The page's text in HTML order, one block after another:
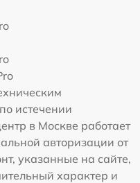
истечении
в Москве работает
авторизации от
указанные на сайте,
характер и